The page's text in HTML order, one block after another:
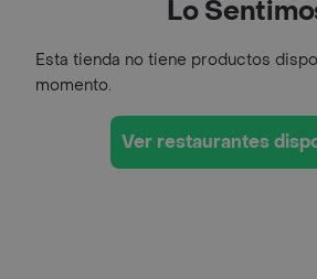
Lo
Esta tienda no tiene productos
momento.
Ver restaurantes